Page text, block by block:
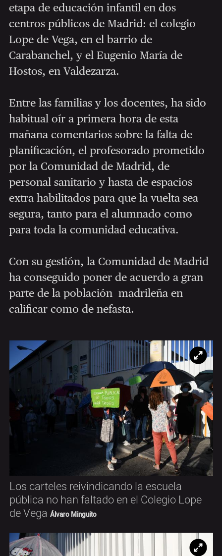
etapa de educación infantil en dos
centros públicos de Madrid: el colegio
Lope de Vega, en el barrio de
Carabanchel, y el Eugenio María de
Hostos, en Valdezarza.
Entre las familias y los docentes, ha sido
habitual oír a primera hora de esta
mañana comentarios sobre la falta de
planificación, el profesorado prometido
por la Comunidad de Madrid, de
personal sanitario y hasta de espacios
extra habilitados para que la vuelta sea
segura, tanto para el alumnado como
para toda la comunidad educativa.
Con su gestión, la Comunidad de Madrid
ha conseguido poner de acuerdo a gran
parte de la población madrileña en
calificar como de nefasta.
Los carteles reivindicando la escuela
pública no han faltado en el Colegio Lope
de Vega Álvaro Minguito